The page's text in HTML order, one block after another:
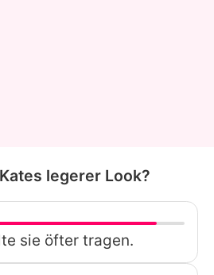
legerer Look?
sie öfter tragen.